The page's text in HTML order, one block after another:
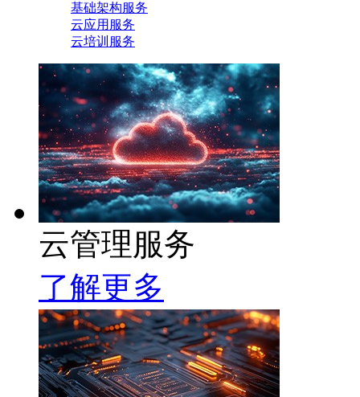
基础架构服务
云应用服务
云培训服务
云管理服务
了解更多